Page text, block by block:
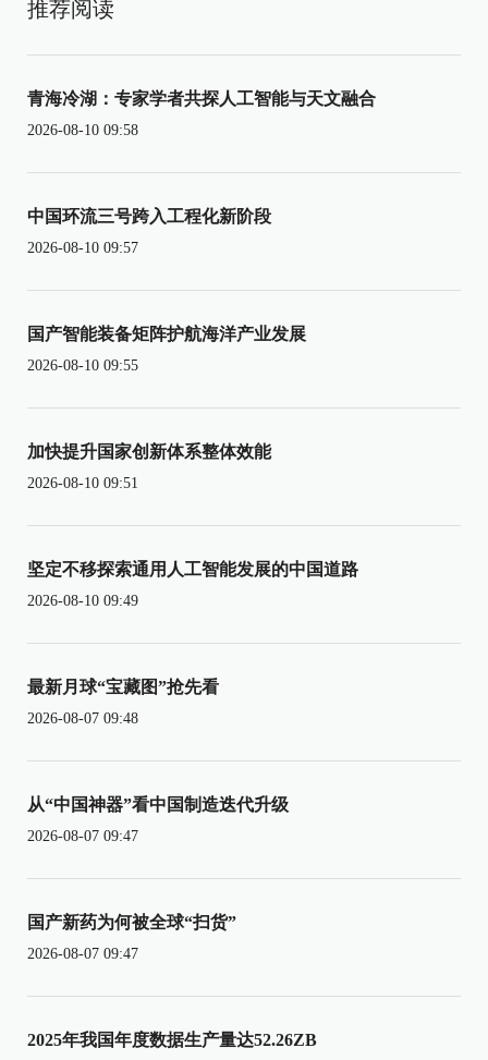
推荐阅读
青海冷湖：专家学者共探人工智能与天文融合
2026-08-10 09:58
中国环流三号跨入工程化新阶段
2026-08-10 09:57
国产智能装备矩阵护航海洋产业发展
2026-08-10 09:55
加快提升国家创新体系整体效能
2026-08-10 09:51
坚定不移探索通用人工智能发展的中国道路
2026-08-10 09:49
最新月球“宝藏图”抢先看
2026-08-07 09:48
从“中国神器”看中国制造迭代升级
2026-08-07 09:47
国产新药为何被全球“扫货”
2026-08-07 09:47
2025年我国年度数据生产量达52.26ZB